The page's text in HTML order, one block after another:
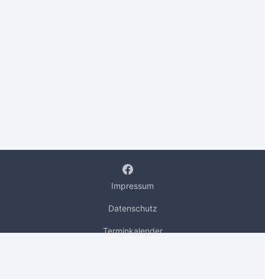
Impressum
Datenschutz
Terminkalender